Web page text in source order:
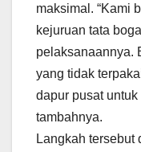
maksimal. “Kami
kejuruan tata
pelaksanaannya.
yang tidak
dapur pusat
tambahnya.
Langkah tersebut